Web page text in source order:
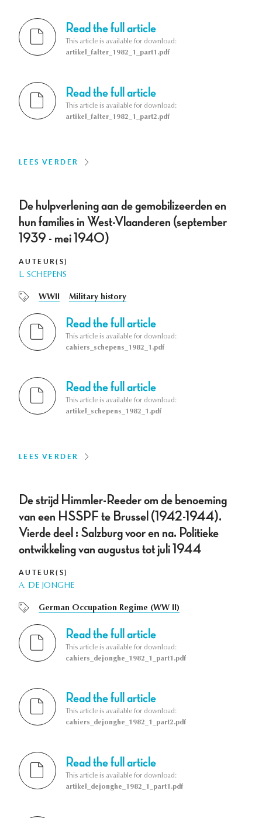
Read the full article
This article is available for download:
artikel_falter_1982_1_part1.pdf
Read the full article
This article is available for download:
artikel_falter_1982_1_part2.pdf
LEES VERDER
De hulpverlening aan de gemobilizeerden en
hun families in West-Vlaanderen (september
1939 - mei 1940)
AUTEUR(S)
L. SCHEPENS
WWII Military history
Read the full article
This article is available for download:
cahiers_schepens_1982_1.pdf
Read the full article
This article is available for download:
artikel_schepens_1982_1.pdf
LEES VERDER
De strijd Himmler-Reeder om de benoeming
van een HSSPF te Brussel (1942-1944).
Vierde deel : Salzburg voor en na. Politieke
ontwikkeling van augustus tot juli 1944
AUTEUR(S)
A. DE JONGHE
German Occupation Regime (WW II)
Read the full article
This article is available for download:
cahiers_dejonghe_1982_1_part1.pdf
Read the full article
This article is available for download:
cahiers_dejonghe_1982_1_part2.pdf
Read the full article
This article is available for download:
artikel_dejonghe_1982_1_part1.pdf